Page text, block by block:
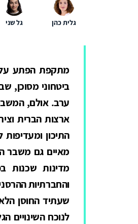
גלית כהן גל שני
מתקפת הפתע על
ביטחוני מסוכן,
ערב. אולם,
ארצות הברית
התיכון
מאיים גם משבר
מדינות שכנות
והחברתיות
שעתיד החוסן
לנוכח השינויים